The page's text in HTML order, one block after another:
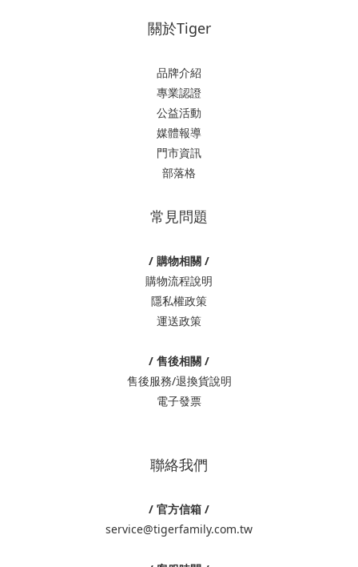
關於Tiger
品牌介紹
專業認證
公益活動
媒體報導
門市資訊
部落格
常見問題
/ 購物相關 /
購物流程說明
隱私權政策
運送政策
/ 售後相關 /
售後服務/退換貨說明
電子發票
聯絡我們
/ 官方信箱 /
service@tigerfamily.com.tw